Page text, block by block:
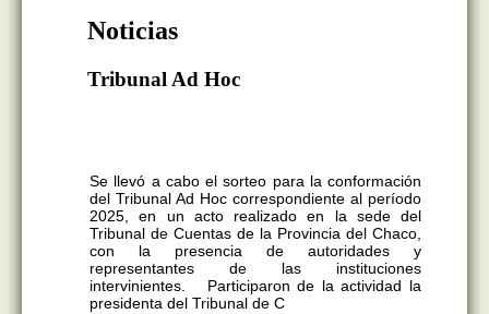
Noticias
Tribunal Ad Hoc
Se llevó a cabo el sorteo para la conformación
del Tribunal Ad Hoc correspondiente al período
2025, en un acto realizado en la sede del
Tribunal de Cuentas de la Provincia del Chaco,
con la presencia de autoridades y
representantes de las instituciones
intervinientes. Participaron de la actividad la
presidenta del Tribunal de C